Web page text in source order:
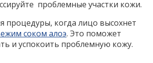
проблемные участки кожи.
процедуры, когда лицо высохнет
соком алоэ. Это поможет
и успокоить проблемную кожу.